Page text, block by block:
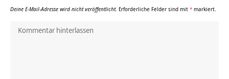
Deine E-Mail-Adresse wird nicht veröffentlicht. Erforderliche Felder sind mit * markiert.